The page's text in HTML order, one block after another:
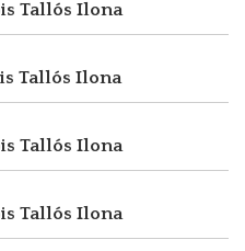
Tallós Ilona
Tallós Ilona
Tallós Ilona
Tallós Ilona